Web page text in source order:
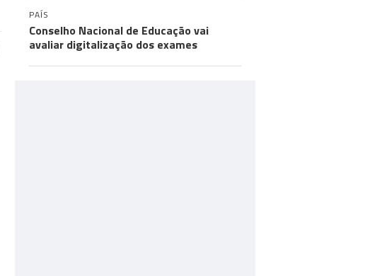
PAÍS
Conselho Nacional de Educação vai
avaliar digitalização dos exames